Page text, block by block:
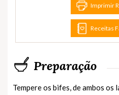
Imprimir
Receitas
Preparação
Tempere os bifes, de ambos os